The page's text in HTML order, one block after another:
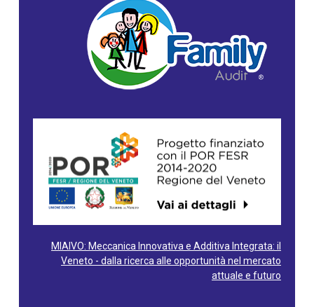
MIAIVO: Meccanica Innovativa e Additiva Integrata: il
Veneto - dalla ricerca alle opportunità nel mercato
attuale e futuro